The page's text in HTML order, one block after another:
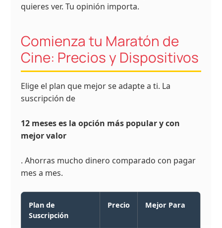
quieres ver. Tu opinión importa.
Comienza tu Maratón de
Cine: Precios y Dispositivos
Elige el plan que mejor se adapte a ti. La
suscripción de
12 meses es la opción más popular y con
mejor valor
. Ahorras mucho dinero comparado con pagar
mes a mes.
Plan de
Suscripción
Precio Mejor Para